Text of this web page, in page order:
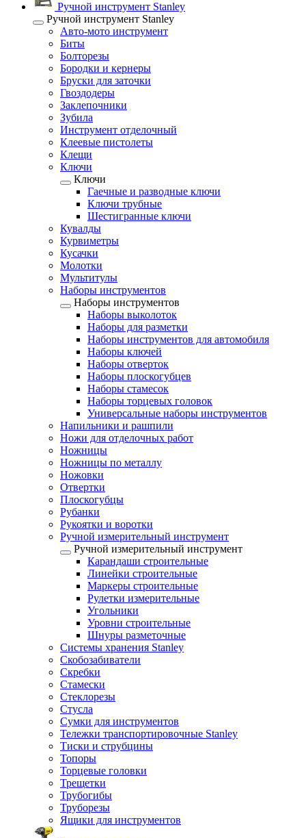
Ручной инструмент Stanley
Ручной инструмент Stanley
Авто-мото инструмент
Биты
Болторезы
Бородки и кернеры
Бруски для заточки
Гвоздодеры
Заклепочники
Зубила
Инструмент отделочный
Клеевые пистолеты
Клещи
Ключи
Ключи
Гаечные и разводные ключи
Ключи трубные
Шестигранные ключи
Кувалды
Курвиметры
Кусачки
Молотки
Мультитулы
Наборы инструментов
Наборы инструментов
Наборы выколоток
Наборы для разметки
Наборы инструментов для автомобиля
Наборы ключей
Наборы отверток
Наборы плоскогубцев
Наборы стамесок
Наборы торцевых головок
Универсальные наборы инструментов
Напильники и рашпили
Ножи для отделочных работ
Ножницы
Ножницы по металлу
Ножовки
Отвертки
Плоскогубцы
Рубанки
Рукоятки и воротки
Ручной измерительный инструмент
Ручной измерительный инструмент
Карандаши строительные
Линейки строительные
Маркеры строительные
Рулетки измерительные
Угольники
Уровни строительные
Шнуры разметочные
Системы хранения Stanley
Скобозабиватели
Скребки
Стамески
Стеклорезы
Стусла
Сумки для инструментов
Тележки транспортировочные Stanley
Тиски и струбцины
Топоры
Торцевые головки
Трещетки
Трубогибы
Труборезы
Ящики для инструментов